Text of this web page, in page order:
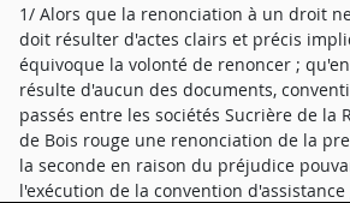
1/ Alors que la renonciation à un droit
doit résulter d'actes clairs et précis
équivoque la volonté de renoncer ;
résulte d'aucun des documents,
passés entre les sociétés Sucrière de la
de Bois rouge une renonciation de la
la seconde en raison du préjudice
l'exécution de la convention